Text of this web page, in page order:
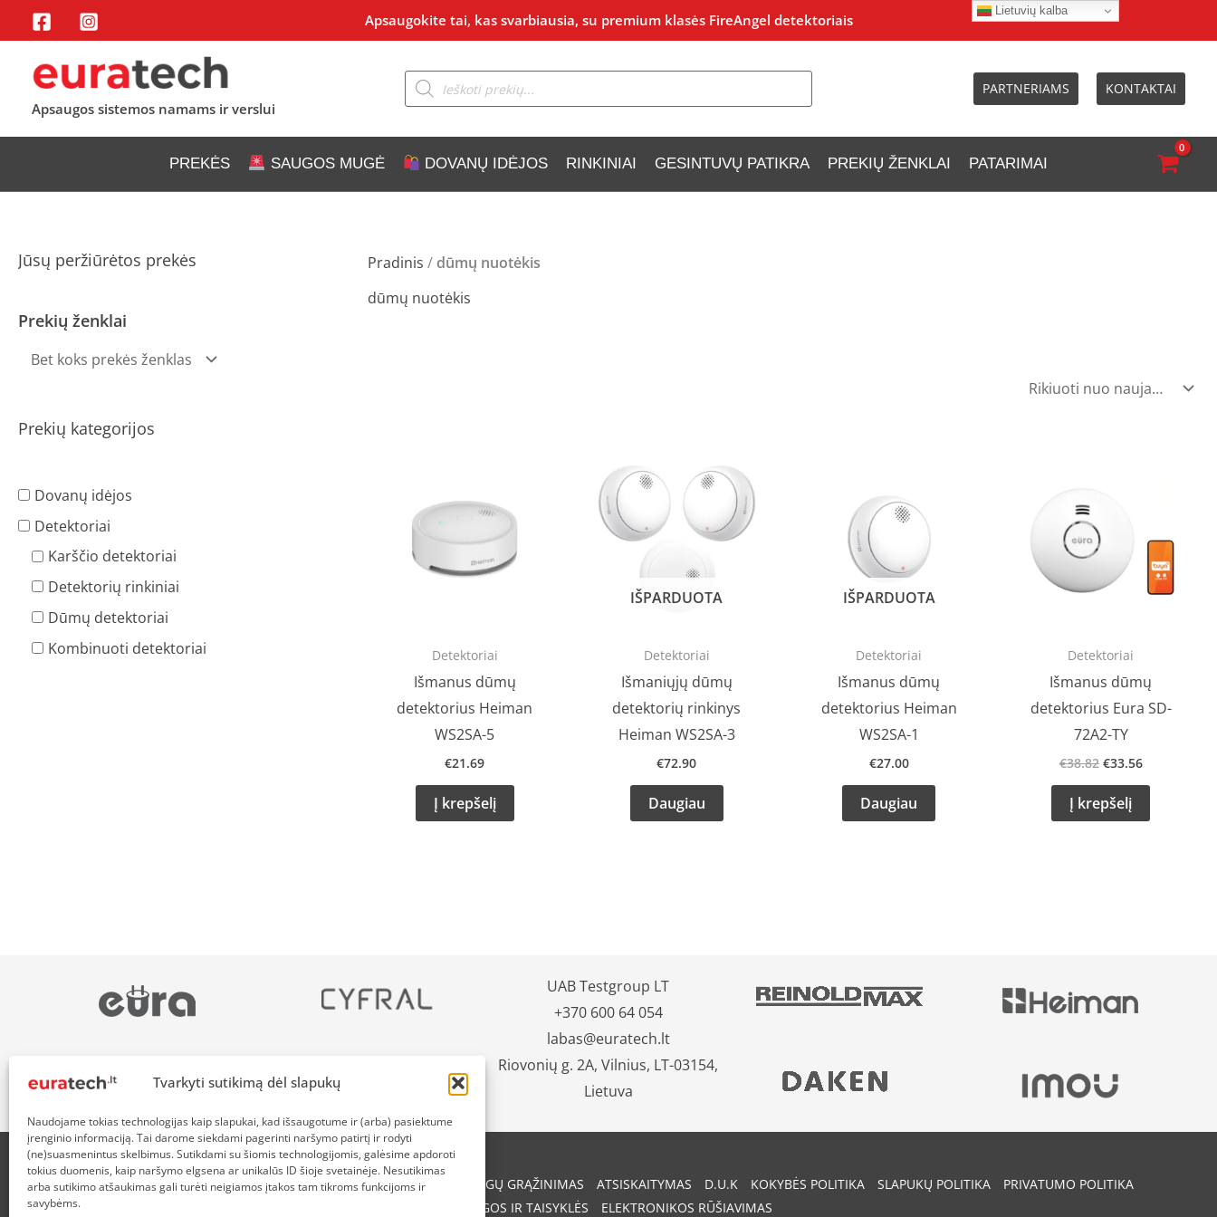
Tvarkyti sutikimą dėl slapukų
Naudojame tokias technologijas kaip slapukai, kad išsaugotume ir (arba) pasiektume
įrenginio informaciją. Tai darome siekdami pagerinti naršymo patirtį ir rodyti
(ne)suasmenintus skelbimus. Sutikdami su šiomis technologijomis, galėsime apdoroti
tokius duomenis, kaip naršymo elgsena ar unikalūs ID šioje svetainėje. Nesutikimas
arba sutikimo atšaukimas gali turėti neigiamos įtakos tam tikroms funkcijoms ir
savybėms.
Pereiti
prie
turinio
Apsaugokite tai, kas svarbiausia, su premium klasės FireAngel detektoriais
Apsaugos sistemos namams ir verslui
Products
search PARTNERIAMS KONTAKTAI
PREKĖS SAUGOS MUGĖ DOVANŲ IDĖJOS RINKINIAI GESINTUVŲ PATIKRA PREKIŲ ŽENKLAI PATARIMAI
Jūsų peržiūrėtos prekės
Prekių ženklai
Prekių kategorijos
Dovanų idėjos
Detektoriai
Karščio detektoriai
Detektorių rinkiniai
Dūmų detektoriai
Kombinuoti detektoriai
Pradinis / dūmų nuotėkis
dūmų nuotėkis
Detektoriai
Išmanus dūmų
detektorius Heiman
WS2SA-5
€21.69
Į krepšelį
IŠPARDUOTA
Detektoriai
Išmaniųjų dūmų
detektorių rinkinys
Heiman WS2SA-3
€72.90
Daugiau
IŠPARDUOTA
Detektoriai
Išmanus dūmų
detektorius Heiman
WS2SA-1
€27.00
Daugiau
Detektoriai
Išmanus dūmų
detektorius Eura SD-
72A2-TY
€38.82 €33.56
Į krepšelį
UAB Testgroup LT
+370 600 64 054
labas@euratech.lt
Riovonių g. 2A, Vilnius, LT-03154,
Lietuva
APIE MUS NUOLAIDOS HEROJAMS PRISTATYMAS PREKIŲ IR PINIGŲ GRĄŽINIMAS ATSISKAITYMAS D.U.K KOKYBĖS POLITIKA SLAPUKŲ POLITIKA
PRIVATUMO POLITIKA
SĄLYGOS IR TAISYKLĖS
ELEKTRONIKOS RŪŠIAVIMAS
Lietuvių kalba